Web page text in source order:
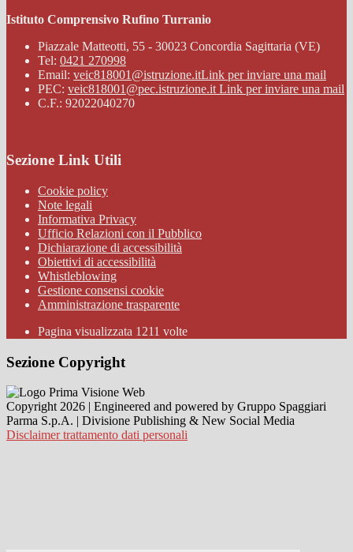
Istituto Comprensivo Rufino Turranio
Piazzale Matteotti, 55 - 30023 Concordia Sagittaria (VE)
Tel: 0421 270998
Email: veic818001@istruzione.itLink per inviare una mail
PEC: veic818001@pec.istruzione.it Link per inviare una mail
C.F.: 92022040270
Sezione Link Utili
Cookie policy
Note legali
Informativa Privacy
Ufficio Relazioni con il Pubblico
Dichiarazione di accessibilità
Obiettivi di accessibilità
Whistleblowing
Gestione consensi cookie
Amministrazione trasparente
Pagina visualizzata 1211 volte
Sezione Copyright
Copyright 2026 | Engineered and powered by Gruppo Spaggiari
Parma S.p.A. | Divisione Publishing & New Social Media
Disclaimer trattamento dati personali